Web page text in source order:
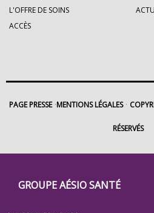
Groupe
Eovi
GROUPE AÉSIO SANTÉ
L'OFFRE DE SOINS
ACCÈS
PAGE PRESSE MENTIONS LÉGALES
RÉSERVÉS